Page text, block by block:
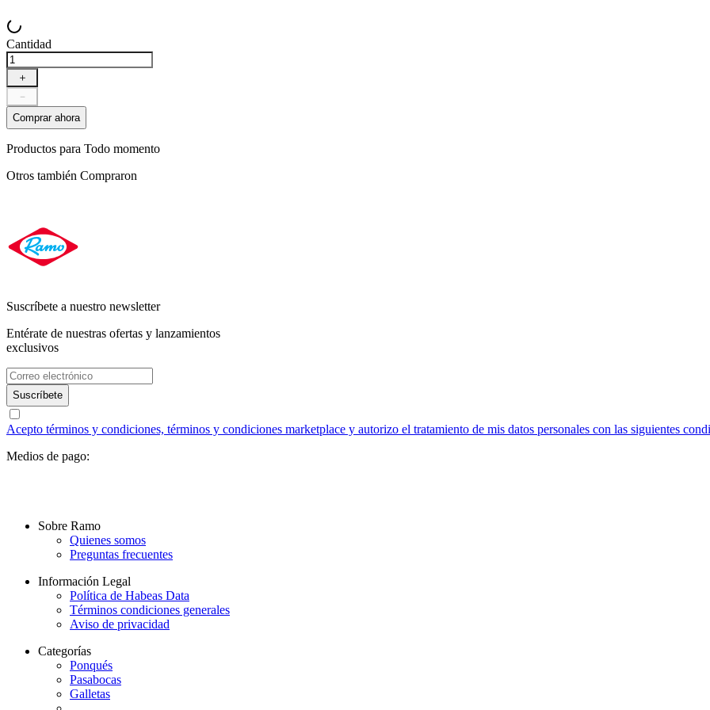
Cantidad
＋
－
Comprar ahora
Productos para Todo momento
Otros también Compraron
Suscríbete a nuestro newsletter
Entérate de nuestras ofertas y lanzamientos
exclusivos
Suscríbete
Acepto términos y condiciones, términos y condiciones marketplace y autorizo el tratamiento de mis datos personales con las siguientes
Medios de pago:
Sobre Ramo
Quienes somos
Preguntas frecuentes
Información Legal
Política de Habeas Data
Términos condiciones generales
Aviso de privacidad
Categorías
Ponqués
Pasabocas
Galletas